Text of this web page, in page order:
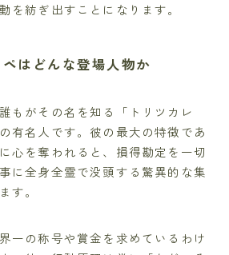
を紡ぎ出すことになります。
はどんな登場人物か
もがその名を知る「トリツカレ
有名人です。彼の最大の特徴であ
心を奪われると、損得勘定を一切
に全身全霊で没頭する驚異的な集
す。
一の称号や賞金を求めているわけ